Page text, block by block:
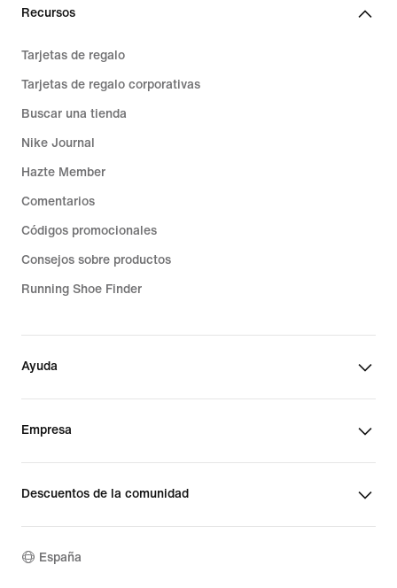
Recursos
Tarjetas de regalo
Tarjetas de regalo corporativas
Buscar una tienda
Nike Journal
Hazte Member
Comentarios
Códigos promocionales
Consejos sobre productos
Running Shoe Finder
Ayuda
Empresa
Descuentos de la comunidad
España